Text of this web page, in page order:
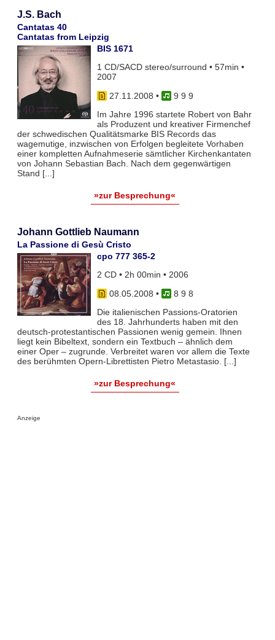
J.S. Bach
Cantatas 40
Cantatas from Leipzig
BIS 1671
1 CD/SACD stereo/surround • 57min •
2007
27.11.2008 •
9 9 9
Im Jahre 1996 startete Robert von Bahr
als Produzent und kreativer Firmenchef
der schwedischen Qualitätsmarke BIS Records das
wagemutige, inzwischen von Erfolgen begleitete Vorhaben
einer kompletten Aufnahmeserie sämtlicher Kirchenkantaten
von Johann Sebastian Bach. Nach dem gegenwärtigen
Stand [...]
»zur Besprechung«
Johann Gottlieb Naumann
La Passione di Gesù Cristo
cpo 777 365-2
2 CD • 2h 00min • 2006
08.05.2008 •
8 9 8
Die italienischen Passions-Oratorien
des 18. Jahrhunderts haben mit den
deutsch-protestantischen Passionen wenig gemein. Ihnen
liegt kein Bibeltext, sondern ein Textbuch – ähnlich dem
einer Oper – zugrunde. Verbreitet waren vor allem die Texte
des berühmten Opern-Librettisten Pietro Metastasio. [...]
»zur Besprechung«
Anzeige